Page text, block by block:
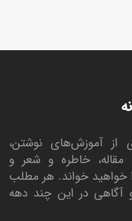
از آموزش‌های نوشتن،
مقاله، خاطره و شعر و
خواهید خواند. هر مطلب
آگاهی در این چند دهه